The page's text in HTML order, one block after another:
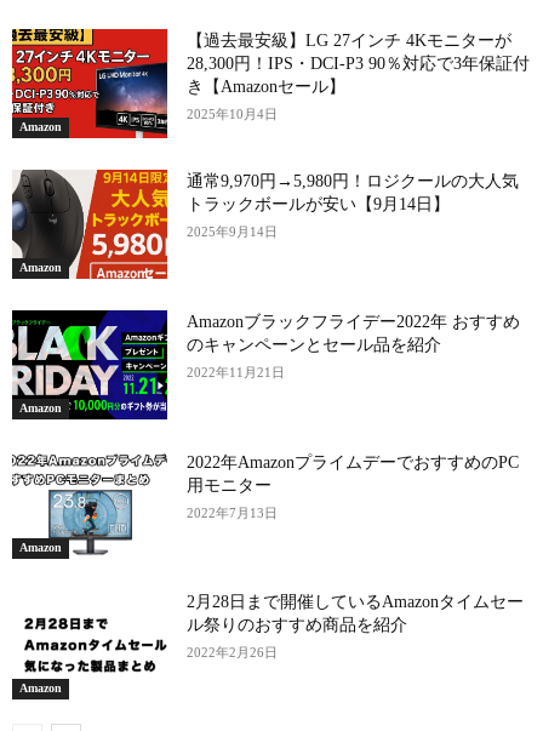
Amazon
【過去最安級】LG 27インチ 4Kモニターが
28,300円！IPS・DCI-P3 90％対応で3年保証付
き【Amazonセール】
2025年10月4日
Amazon
通常9,970円→5,980円！ロジクールの大人気
トラックボールが安い【9月14日】
2025年9月14日
Amazon
Amazonブラックフライデー2022年 おすすめ
のキャンペーンとセール品を紹介
2022年11月21日
Amazon
2022年AmazonプライムデーでおすすめのPC
用モニター
2022年7月13日
Amazon
2月28日まで開催しているAmazonタイムセー
ル祭りのおすすめ商品を紹介
2022年2月26日